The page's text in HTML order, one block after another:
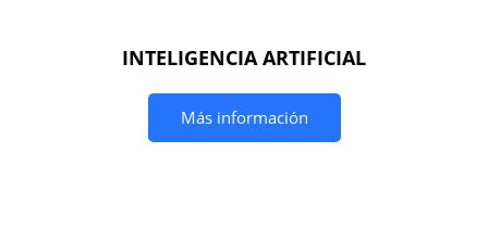
INTELIGENCIA ARTIFICIAL
Más información